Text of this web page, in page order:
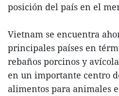
posición del país en el
Vietnam se encuentra
principales países en
rebaños porcinos y
en un importante centro
alimentos para animales